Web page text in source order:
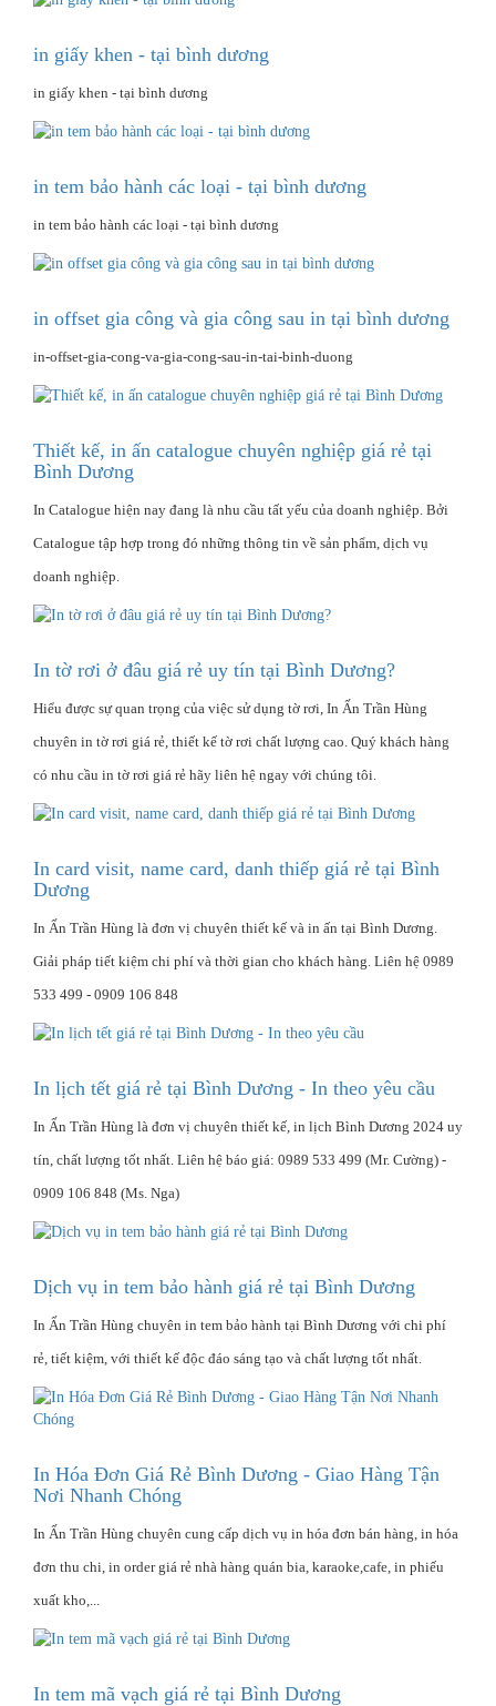
in giấy khen - tại bình dương
in giấy khen - tại bình dương
in tem bảo hành các loại - tại bình dương
in tem bảo hành các loại - tại bình dương
in offset gia công và gia công sau in tại bình dương
in-offset-gia-cong-va-gia-cong-sau-in-tai-binh-duong
Thiết kế, in ấn catalogue chuyên nghiệp giá rẻ tại
Bình Dương
In Catalogue hiện nay đang là nhu cầu tất yếu của doanh nghiệp. Bởi
Catalogue tập hợp trong đó những thông tin về sản phẩm, dịch vụ
doanh nghiệp.
In tờ rơi ở đâu giá rẻ uy tín tại Bình Dương?
Hiểu được sự quan trọng của việc sử dụng tờ rơi, In Ấn Trần Hùng
chuyên in tờ rơi giá rẻ, thiết kế tờ rơi chất lượng cao. Quý khách hàng
có nhu cầu in tờ rơi giá rẻ hãy liên hệ ngay với chúng tôi.
In card visit, name card, danh thiếp giá rẻ tại Bình
Dương
In Ấn Trần Hùng là đơn vị chuyên thiết kế và in ấn tại Bình Dương.
Giải pháp tiết kiệm chi phí và thời gian cho khách hàng. Liên hệ 0989
533 499 - 0909 106 848
In lịch tết giá rẻ tại Bình Dương - In theo yêu cầu
In Ấn Trần Hùng là đơn vị chuyên thiết kế, in lịch Bình Dương 2024 uy
tín, chất lượng tốt nhất. Liên hệ báo giá: 0989 533 499 (Mr. Cường) -
0909 106 848 (Ms. Nga)
Dịch vụ in tem bảo hành giá rẻ tại Bình Dương
In Ấn Trần Hùng chuyên in tem bảo hành tại Bình Dương với chi phí
rẻ, tiết kiệm, với thiết kế độc đáo sáng tạo và chất lượng tốt nhất.
In Hóa Đơn Giá Rẻ Bình Dương - Giao Hàng Tận
Nơi Nhanh Chóng
In Ấn Trần Hùng chuyên cung cấp dịch vụ in hóa đơn bán hàng, in hóa
đơn thu chi, in order giá rẻ nhà hàng quán bia, karaoke,cafe, in phiếu
xuất kho,...
In tem mã vạch giá rẻ tại Bình Dương